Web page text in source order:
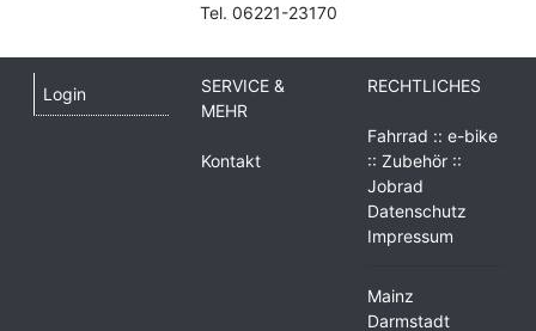
Tel. 06221-23170
Login
SERVICE &
MEHR
Kontakt
RECHTLICHES
Fahrrad :: e-bike
:: Zubehör ::
Jobrad
Datenschutz
Impressum
Mainz
Darmstadt